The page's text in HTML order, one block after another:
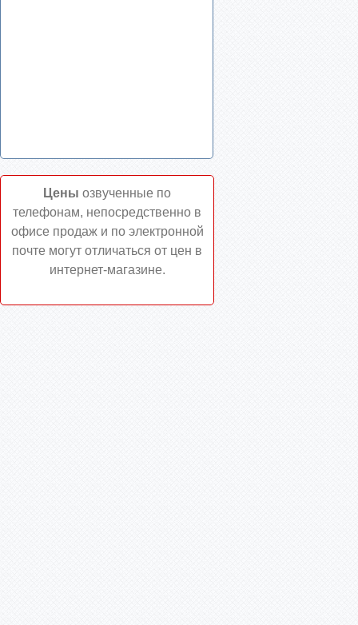
Цены озвученные по
телефонам, непосредственно в
офисе продаж и по электронной
почте могут отличаться от цен в
интернет-магазине.